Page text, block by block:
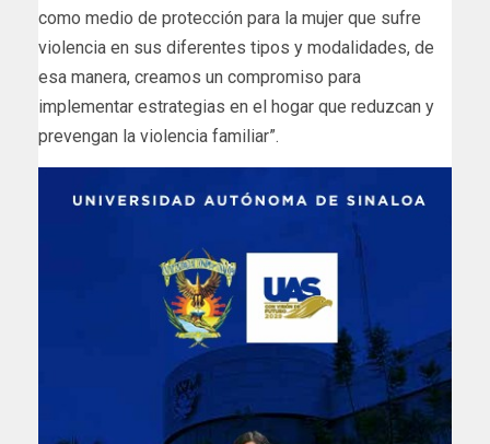
como medio de protección para la mujer que sufre
violencia en sus diferentes tipos y modalidades, de
esa manera, creamos un compromiso para
implementar estrategias en el hogar que reduzcan y
prevengan la violencia familiar”.